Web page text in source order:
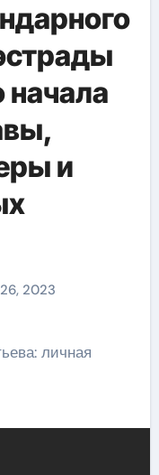
и
2023